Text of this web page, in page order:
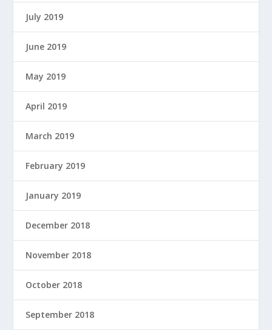
July 2019
June 2019
May 2019
April 2019
March 2019
February 2019
January 2019
December 2018
November 2018
October 2018
September 2018